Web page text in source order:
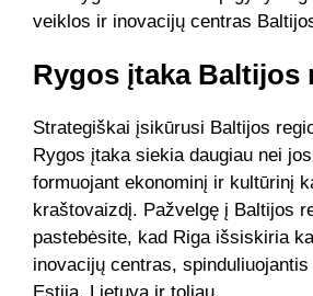
veiklos ir inovacijų centras
Rygos įtaka Baltijos
Strategiškai įsikūrusi Baltijos
Rygos įtaka siekia daugiau nei
formuojant ekonominį ir kultūrinį
kraštovaizdį. Pažvelgę į Baltijos
pastebėsite, kad Riga išsiskiria
inovacijų centras,